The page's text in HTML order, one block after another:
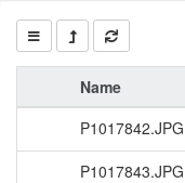
Name
P1017842.JPG
P1017843.JPG